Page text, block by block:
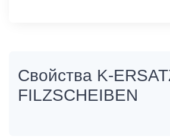
Свойства K-
FILZSCHEIBEN